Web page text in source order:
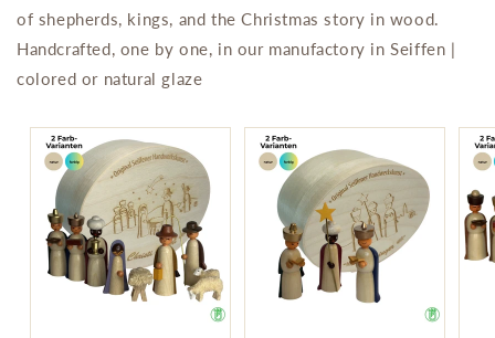
of shepherds, kings, and the Christmas story in wood.
Handcrafted, one by one, in our manufactory in Seiffen |
colored or natural glaze